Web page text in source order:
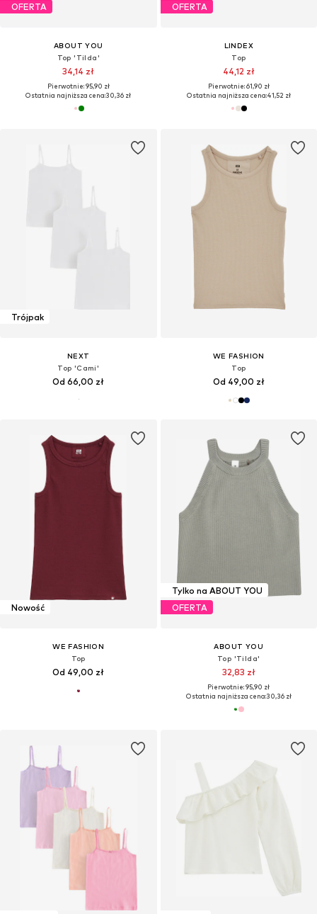
OFERTA
ABOUT YOU
Top 'Tilda'
34,14 zł
Pierwotnie: 95,90 zł
Ostatnia najniższa cena:30,36 zł
OFERTA
LINDEX
Top
44,12 zł
Pierwotnie: 61,90 zł
Ostatnia najniższa cena:41,52 zł
Trójpak
NEXT
Top 'Cami'
Od 66,00 zł
WE FASHION
Top
Od 49,00 zł
Nowość
WE FASHION
Top
Od 49,00 zł
Tylko na ABOUT YOU
OFERTA
ABOUT YOU
Top 'Tilda'
32,83 zł
Pierwotnie: 95,90 zł
Ostatnia najniższa cena:30,36 zł